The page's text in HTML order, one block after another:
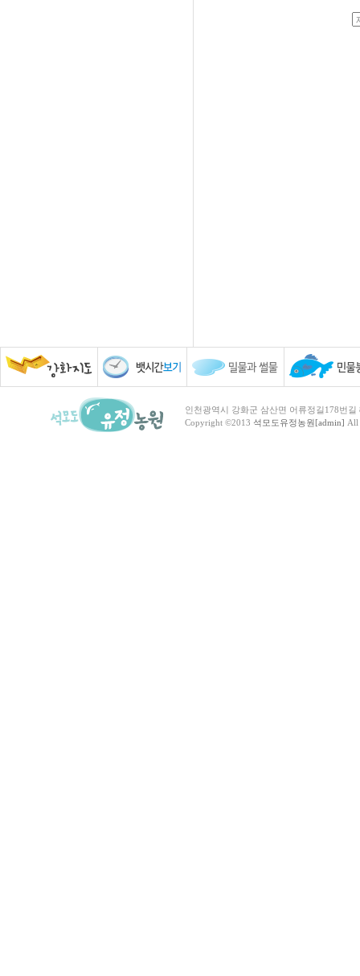
인천광역시 강화군 삼산면 어류정길178번
Copyright ©2013 석모도유정농원[admin] All